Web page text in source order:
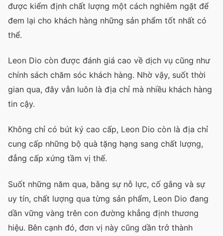
được kiểm định chất lượng một cách nghiêm ngặt để
đem lại cho khách hàng những sản phẩm tốt nhất có
thể.
Leon Dio còn được đánh giá cao về dịch vụ cũng như
chính sách chăm sóc khách hàng. Nhờ vậy, suốt thời
gian qua, đây vẫn luôn là địa chỉ mà nhiều khách hàng
tin cậy.
Không chỉ có bút ký cao cấp, Leon Dio còn là địa chỉ
cung cấp những bộ quà tặng hạng sang chất lượng,
đẳng cấp xứng tầm vị thế.
Suốt những năm qua, bằng sự nỗ lực, cố gắng và sự
uy tín, chất lượng qua từng sản phẩm, Leon Dio đang
dần vững vàng trên con đường khẳng định thương
hiệu. Bên cạnh đó, đơn vị này cũng dần trở thành